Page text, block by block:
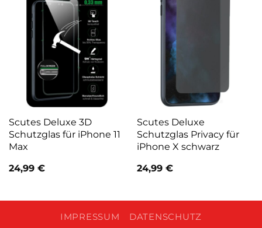
Scutes Deluxe 3D
Schutzglas für iPhone 11
Max
24,99 €
Scutes Deluxe
Schutzglas Privacy für
iPhone X schwarz
24,99 €
IMPRESSUM DATENSCHUTZ